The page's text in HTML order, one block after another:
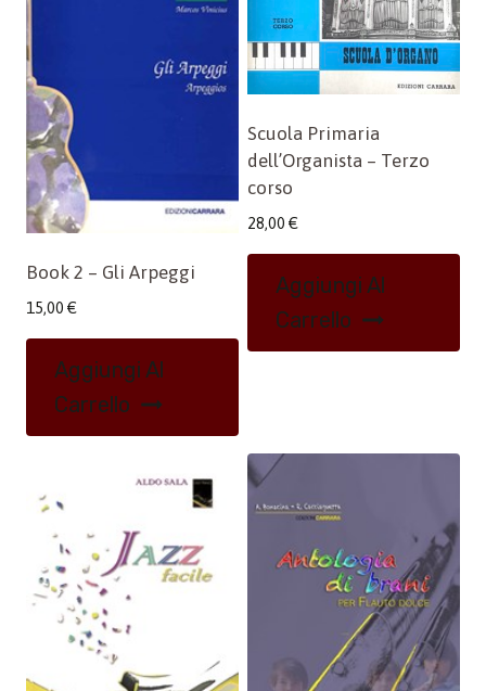
Book 2 – Gli Arpeggi
15,00 €
Aggiungi Al
Carrello
Scuola Primaria
dell’Organista – Terzo
corso
28,00 €
Aggiungi Al
Carrello